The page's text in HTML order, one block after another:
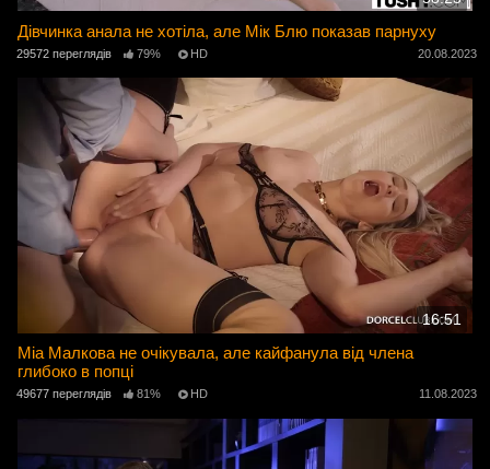
Дівчинка анала не хотіла, але Мік Блю показав парнуху
29572 переглядів 79% HD 20.08.2023
16:51
Міа Малкова не очікувала, але кайфанула від члена
глибоко в попці
49677 переглядів 81% HD 11.08.2023